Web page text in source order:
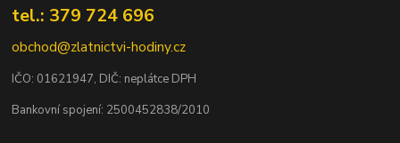
tel.: 379 724 696
obchod@zlatnictvi-hodiny.cz
IČO: 01621947, DIČ: neplátce DPH
Bankovní spojení: 2500452838/2010